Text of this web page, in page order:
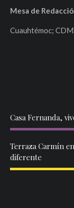
Mesa de
Cuauhtémoc;
Casa Fernanda,
Terraza Carmín
diferente